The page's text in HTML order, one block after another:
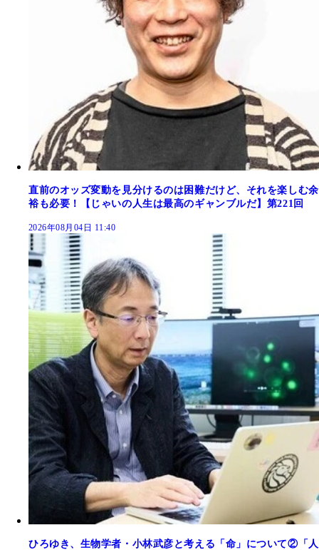
直前のオッズ変動を見分けるのは困難だけど、それを楽しむ余
裕も必要！【じゃいの人生は最高のギャンブルだ】第221回
2026年08月04日 11:40
ひろゆき、生物学者・小林武彦と考える「命」について②「人